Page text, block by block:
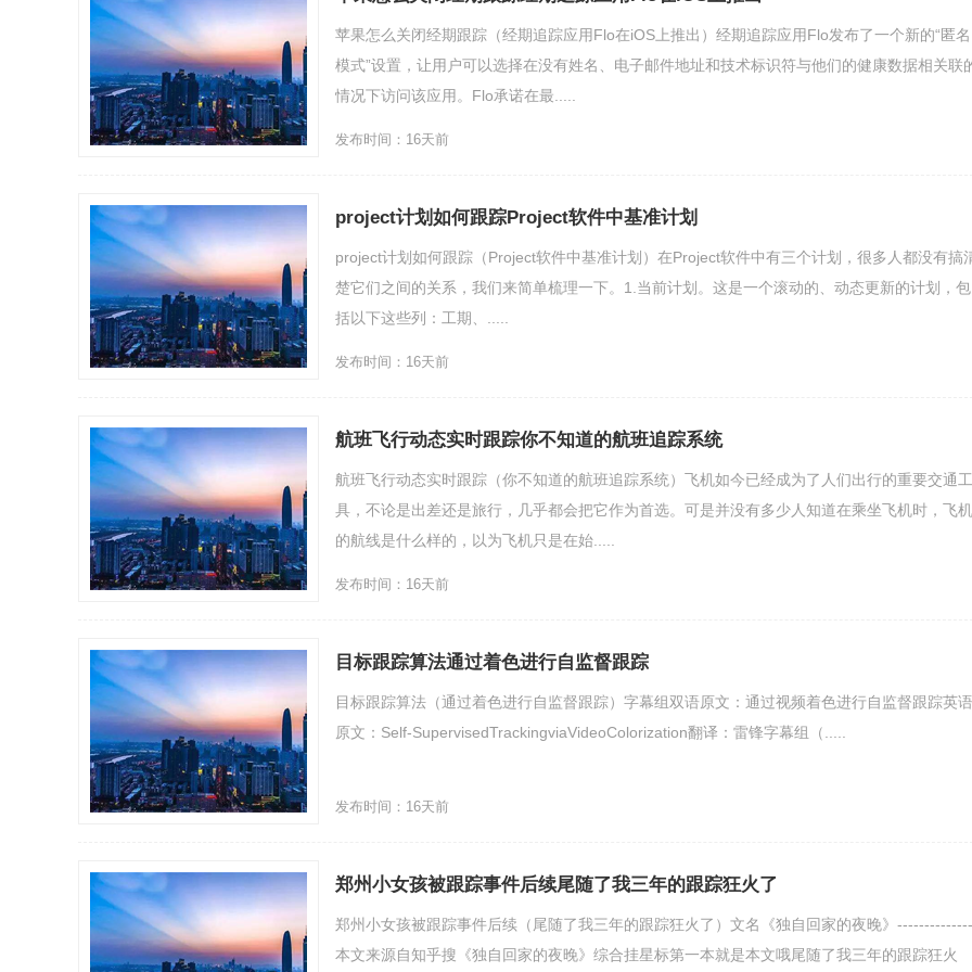
苹果怎么关闭经期跟踪（经期追踪应用Flo在iOS上推出）经期追踪应用Flo发布了一个新的“匿名
模式”设置，让用户可以选择在没有姓名、电子邮件地址和技术标识符与他们的健康数据相关联
情况下访问该应用。Flo承诺在最.....
发布时间：16天前
project计划如何跟踪Project软件中基准计划
project计划如何跟踪（Project软件中基准计划）在Project软件中有三个计划，很多人都没有搞
楚它们之间的关系，我们来简单梳理一下。1.当前计划。这是一个滚动的、动态更新的计划，包
括以下这些列：工期、.....
发布时间：16天前
航班飞行动态实时跟踪你不知道的航班追踪系统
航班飞行动态实时跟踪（你不知道的航班追踪系统）飞机如今已经成为了人们出行的重要交通工
具，不论是出差还是旅行，几乎都会把它作为首选。可是并没有多少人知道在乘坐飞机时，飞机
的航线是什么样的，以为飞机只是在始.....
发布时间：16天前
目标跟踪算法通过着色进行自监督跟踪
目标跟踪算法（通过着色进行自监督跟踪）字幕组双语原文：通过视频着色进行自监督跟踪英语
原文：Self-SupervisedTrackingviaVideoColorization翻译：雷锋字幕组（.....
发布时间：16天前
郑州小女孩被跟踪事件后续尾随了我三年的跟踪狂火了
郑州小女孩被跟踪事件后续（尾随了我三年的跟踪狂火了）文名《独自回家的夜晚》
本文来源自知乎搜《独自回家的夜晚》综合挂星标第一本就是本文哦尾随了我三年的跟踪狂火